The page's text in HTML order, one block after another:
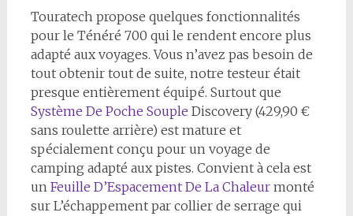
Touratech propose quelques fonctionnalités
pour le Ténéré 700 qui le rendent encore plus
adapté aux voyages. Vous n’avez pas besoin de
tout obtenir tout de suite, notre testeur était
presque entièrement équipé. Surtout que
Système De Poche Souple Discovery (429,90 €
sans roulette arrière) est mature et
spécialement conçu pour un voyage de
camping adapté aux pistes. Convient à cela est
un Feuille D’Espacement De La Chaleurmonté
sur L’échappement par collier de serrage qui